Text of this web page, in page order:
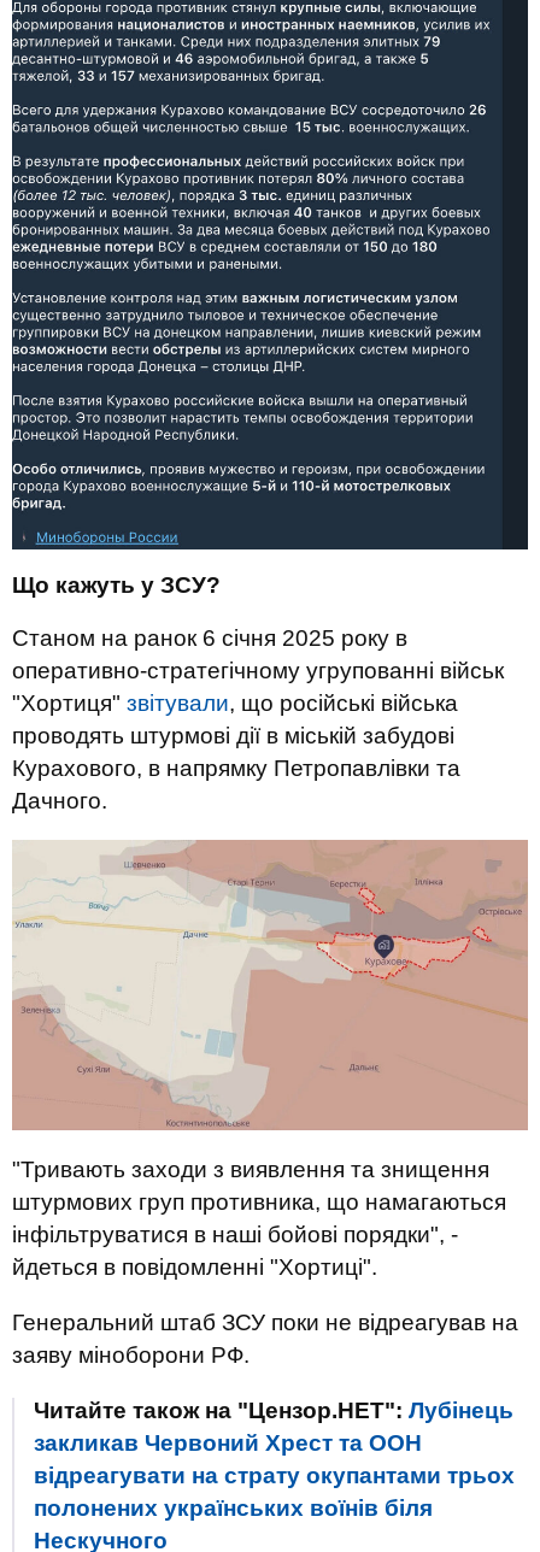
Що кажуть у ЗСУ?
Станом на ранок 6 січня 2025 року в
оперативно-стратегічному угрупованні військ
"Хортиця" звітували, що російські війська
проводять штурмові дії в міській забудові
Курахового, в напрямку Петропавлівки та
Дачного.
"Тривають заходи з виявлення та знищення
штурмових груп противника, що намагаються
інфільтруватися в наші бойові порядки", -
йдеться в повідомленні "Хортиці".
Генеральний штаб ЗСУ поки не відреагував на
заяву міноборони РФ.
Читайте також на "Цензор.НЕТ": Лубінець
закликав Червоний Хрест та ООН
відреагувати на страту окупантами трьох
полонених українських воїнів біля
Нескучного